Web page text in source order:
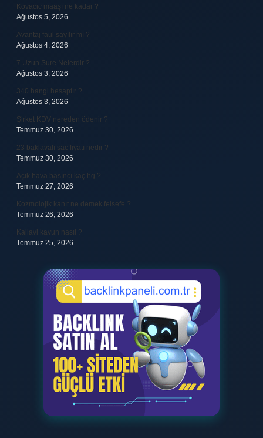
Kovacic maaşı ne kadar ?
Ağustos 5, 2026
Avantaj faul sayılır mı ?
Ağustos 4, 2026
7 Uzun Sure Nelerdir ?
Ağustos 3, 2026
340 hangi hesaptır ?
Ağustos 3, 2026
Şirket KDV nereden ödenir ?
Temmuz 30, 2026
23 baklavalı sac fiyatı nedir ?
Temmuz 30, 2026
Açık hava basıncı kaç hg ?
Temmuz 27, 2026
Kozmolojik kanıt ne demek felsefe ?
Temmuz 26, 2026
Kallavi kavun nasıl ?
Temmuz 25, 2026